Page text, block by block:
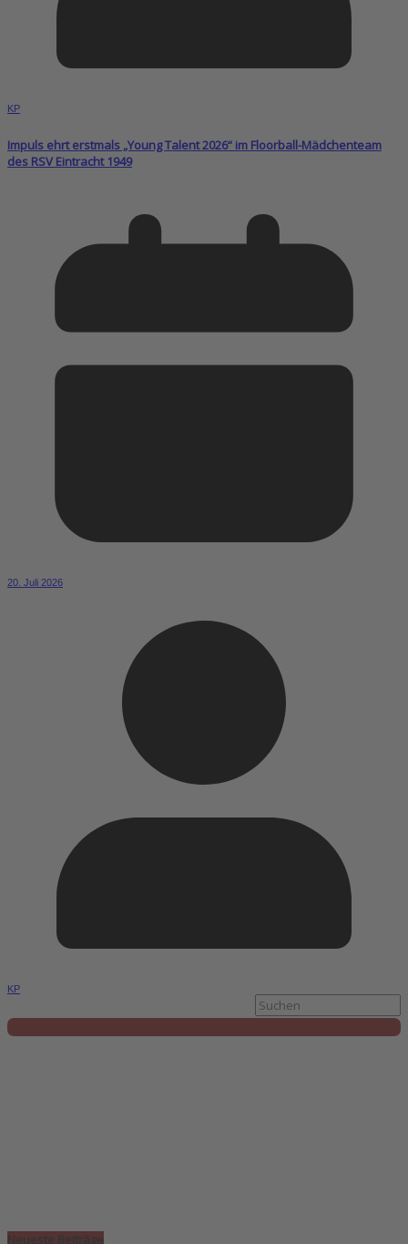
KP
Impuls ehrt erstmals „Young Talent 2026“ im Floorball-Mädchenteam
des RSV Eintracht 1949
20. Juli 2026
KP
Neueste Beiträge